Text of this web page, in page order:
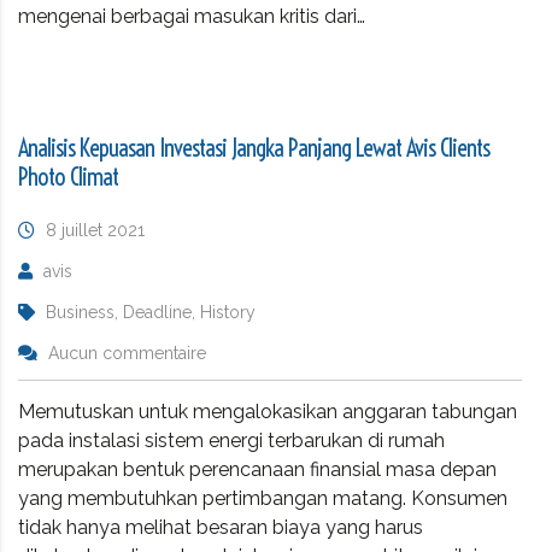
mengenai berbagai masukan kritis dari…
Analisis Kepuasan Investasi Jangka Panjang Lewat Avis Clients
Photo Climat
8 juillet 2021
avis
Business, Deadline, History
Aucun commentaire
Memutuskan untuk mengalokasikan anggaran tabungan
pada instalasi sistem energi terbarukan di rumah
merupakan bentuk perencanaan finansial masa depan
yang membutuhkan pertimbangan matang. Konsumen
tidak hanya melihat besaran biaya yang harus